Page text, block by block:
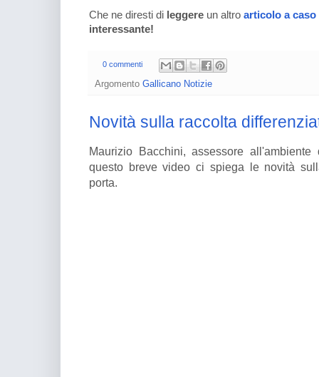
Che ne diresti di leggere un altro articolo a caso
interessante!
0 commenti
Argomento Gallicano Notizie
Novità sulla raccolta
Maurizio Bacchini, assessore
questo breve video ci spiega le novità
porta.